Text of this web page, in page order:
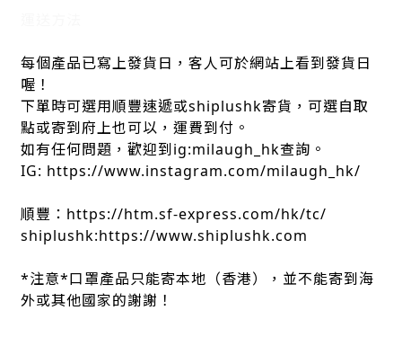
每個產品已寫上發貨日，客人可於網站上看到發貨日
喔！
下單時可選用順豐速遞或shiplushk寄貨，可選自取
點或寄到府上也可以，運費到付。
如有任何問題，歡迎到ig:milaugh_hk查詢。
IG: https://www.instagram.com/milaugh_hk/
順豐：https://htm.sf-express.com/hk/tc/
shiplushk:https://www.shiplushk.com
*注意*口罩產品只能寄本地（香港），並不能寄到海
外或其他國家的謝謝！